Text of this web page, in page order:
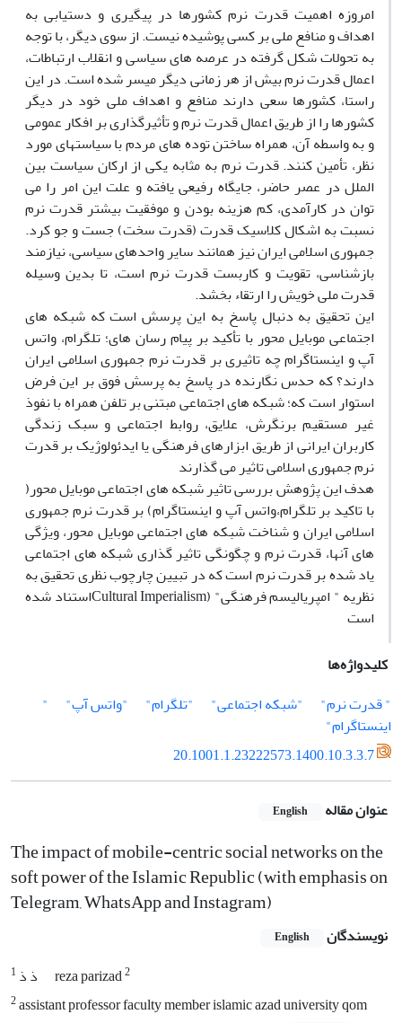
امروزه اهمیت قدرت نرم کشورها در پیگیری و دستیابی به
اهداف و منافع ملی بر کسی پوشیده نیست. از سوی دیگر، با توجه
به تحولات شکل گرفته در عرصه های سیاسی و انقلاب ارتباطات،
اعمال قدرت نرم بیش از هر زمانی دیگر میسر شده است. در این
راستا، کشورها سعی دارند منافع و اهداف ملی خود در دیگر
کشورها را از طریق اعمال قدرت نرم و تأثیرگذاری بر افکار عمومی
و به واسطه آن، همراه ساختن توده های مردم با سیاستهای مورد
نظر، تأمین کنند. قدرت نرم به مثابه یکی از ارکان سیاست بین
الملل در عصر حاضر، جایگاه رفیعی یافته و علت این امر را می
توان در کارآمدی، کم هزینه بودن و موفقیت بیشتر قدرت نرم
نسبت به اشکال کلاسیک قدرت (قدرت سخت) جست و جو کرد.
جمهوری اسلامی ایران نیز همانند سایر واحدهای سیاسی، نیازمند
بازشناسی، تقویت و کاربست قدرت نرم است، تا بدین وسیله
قدرت ملی خویش را ارتقاء بخشد.
این تحقیق به دنبال پاسخ به این پرسش است که شبکه های
اجتماعی موبایل محور با تأکید بر پیام رسان های؛ تلگرام، واتس
آپ و اینستاگرام چه تاثیری بر قدرت نرم جمهوری اسلامی ایران
دارند؟ که حدس نگارنده در پاسخ به پرسش فوق بر این فرض
استوار است که؛ شبکه های اجتماعی مبتنی بر تلفن همراه با نفوذ
غیر مستقیم برنگرش، علایق، روابط اجتماعی و سبک زندگی
کاربران ایرانی از طریق ابزارهای فرهنگی یا ایدئولوژیک بر قدرت
نرم جمهوری اسلامی تاثیر می گذارند
هدف این پژوهش بررسی تاثیر شبکه های اجتماعی موبایل محور(
با تاکید بر تلگرام،واتس آپ و اینستاگرام) بر قدرت نرم جمهوری
اسلامی ایران و شناخت شبکه های اجتماعی موبایل محور، ویژگی
های آنها، قدرت نرم و چگونگی تاثیر گذاری شبکه های اجتماعی
یاد شده بر قدرت نرم است که در تبیین چارچوب نظری تحقیق به
نظریه " امپریالیسم فرهنگی" (Cultural Imperialismاستناد شده
است
کلیدواژه‌ها
" قدرت نرم"
"شبکه اجتماعی" "تلگرام" "واتس آپ"
"
اینستاگرام"
20.1001.1.23222573.1400.10.3.3.7
عنوان مقاله English
The impact of mobile-centric social networks on the
soft power of the Islamic Republic (with emphasis on
Telegram, WhatsApp and Instagram)
نویسندگان English
ذ ذ 1 reza parizad2
2assistant professor faculty member islamic azad university qom